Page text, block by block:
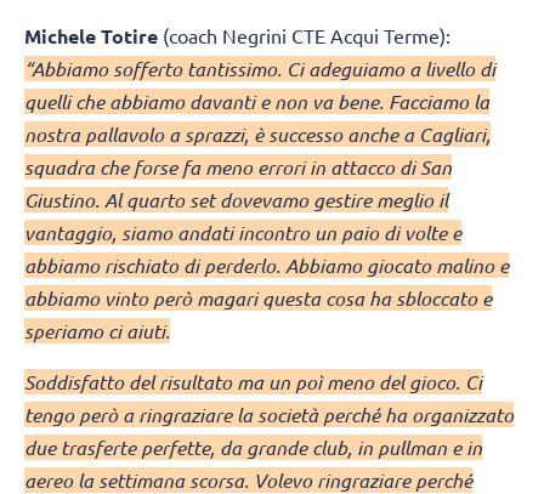
Michele Totire (coach Negrini CTE Acqui Terme):
“Abbiamo sofferto tantissimo. Ci adeguiamo a livello di
quelli che abbiamo davanti e non va bene. Facciamo la
nostra pallavolo a sprazzi, è successo anche a Cagliari,
squadra che forse fa meno errori in attacco di San
Giustino. Al quarto set dovevamo gestire meglio il
vantaggio, siamo andati incontro un paio di volte e
abbiamo rischiato di perderlo. Abbiamo giocato malino e
abbiamo vinto però magari questa cosa ha sbloccato e
speriamo ci aiuti.
Soddisfatto del risultato ma un poì meno del gioco. Ci
tengo però a ringraziare la società perché ha organizzato
due trasferte perfette, da grande club, in pullman e in
aereo la settimana scorsa. Volevo ringraziare perché